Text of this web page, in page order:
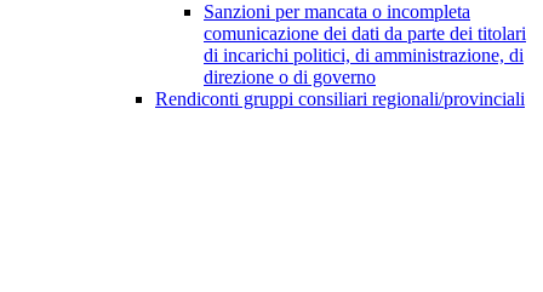
Sanzioni per mancata o incompleta
comunicazione dei dati da parte dei titolari
di incarichi politici, di amministrazione, di
direzione o di governo
Rendiconti gruppi consiliari regionali/provinciali